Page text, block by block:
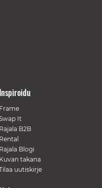
Inspiroidu
Frame
It
Rajala B2B
Rental
Rajala Blogi
Kuvan takana
uutiskirje